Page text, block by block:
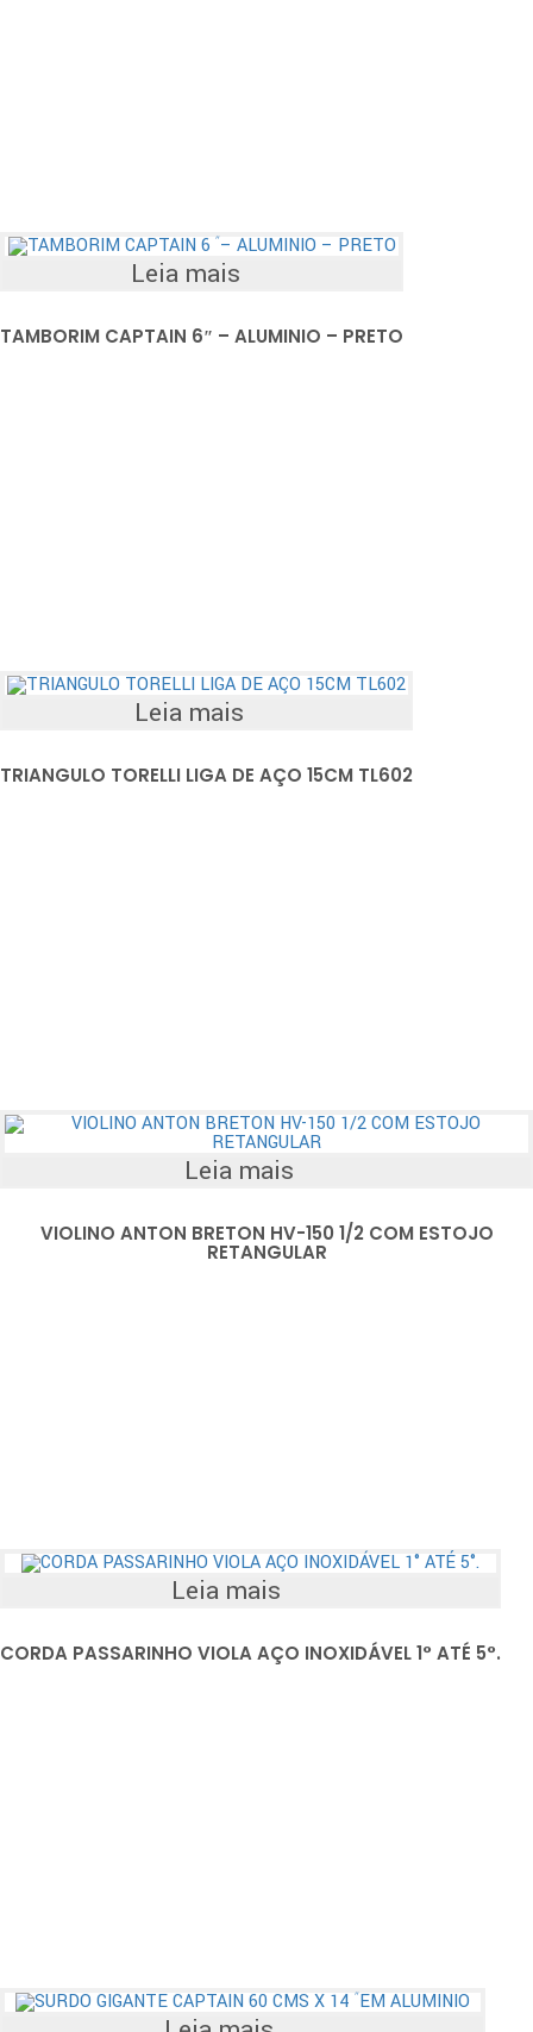
Leia mais
TAMBORIM CAPTAIN 6″ – ALUMINIO – PRETO
Leia mais
TRIANGULO TORELLI LIGA DE AÇO 15CM TL602
Leia mais
VIOLINO ANTON BRETON HV-150 1/2 COM ESTOJO
RETANGULAR
Leia mais
CORDA PASSARINHO VIOLA AÇO INOXIDÁVEL 1° ATÉ 5°.